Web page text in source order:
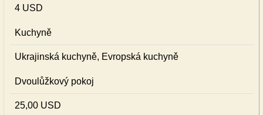
4 USD
Kuchyně
Ukrajinská kuchyně, Evropská kuchyně
Dvoulůžkový pokoj
25,00 USD